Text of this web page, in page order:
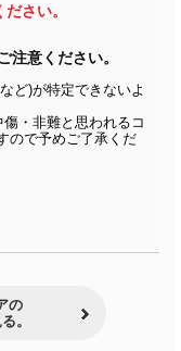
さい。
注意ください。
ど)が特定できないよ
・非難と思われるコ
ので予めご了承くだ
の
。